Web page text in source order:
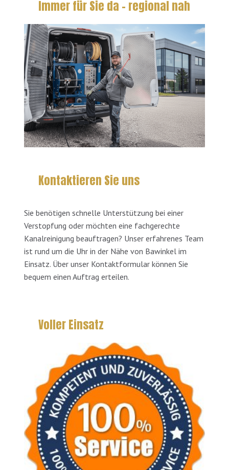
Immer für Sie da – regional nah
Kontaktieren Sie uns
Sie benötigen schnelle Unterstützung bei einer
Verstopfung oder möchten eine fachgerechte
Kanalreinigung beauftragen? Unser erfahrenes Team
ist rund um die Uhr in der Nähe von Bawinkel im
Einsatz. Über unser Kontaktformular können Sie
bequem einen Auftrag erteilen.
Voller Einsatz